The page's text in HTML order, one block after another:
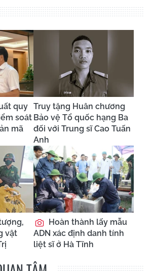
quy
soát
mã
Truy tặng Huân chương
Bảo vệ Tổ quốc hạng Ba
đối với Trung sĩ Cao Tuấn
Anh
vật
Hoàn thành lấy mẫu
ADN xác định danh tính
liệt sĩ ở Hà Tĩnh